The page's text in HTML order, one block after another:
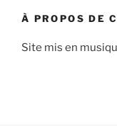
À PROPOS DE
Site mis en